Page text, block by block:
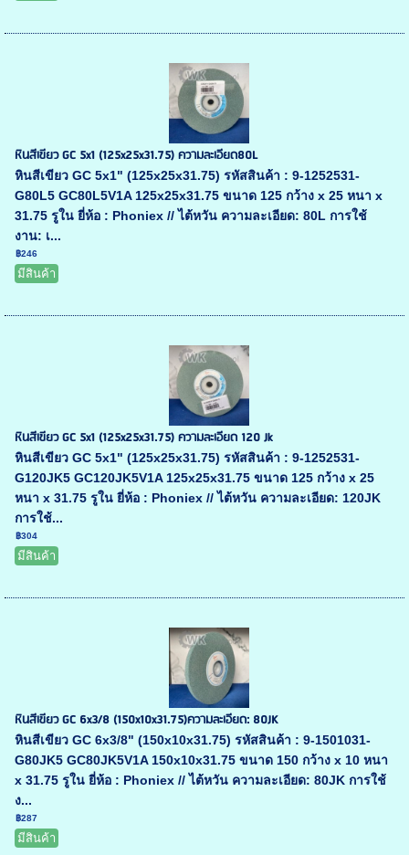
หินสีเขียว GC 5x1 (125x25x31.75) ความละเอียด80L
หินสีเขียว GC 5x1" (125x25x31.75) รหัสสินค้า : 9-1252531-
G80L5 GC80L5V1A 125x25x31.75 ขนาด 125 กว้าง x 25 หนา x
31.75 รูใน ยี่ห้อ : Phoniex // ไต้หวัน ความละเอียด: 80L การใช้
งาน: เ...
฿246
มีสินค้า
หินสีเขียว GC 5x1 (125x25x31.75) ความละเอียด 120 Jk
หินสีเขียว GC 5x1" (125x25x31.75) รหัสสินค้า : 9-1252531-
G120JK5 GC120JK5V1A 125x25x31.75 ขนาด 125 กว้าง x 25
หนา x 31.75 รูใน ยี่ห้อ : Phoniex // ไต้หวัน ความละเอียด: 120JK
การใช้...
฿304
มีสินค้า
หินสีเขียว GC 6x3/8 (150x10x31.75)ความละเอียด: 80JK
หินสีเขียว GC 6x3/8" (150x10x31.75) รหัสสินค้า : 9-1501031-
G80JK5 GC80JK5V1A 150x10x31.75 ขนาด 150 กว้าง x 10 หนา
x 31.75 รูใน ยี่ห้อ : Phoniex // ไต้หวัน ความละเอียด: 80JK การใช้
ง...
฿287
มีสินค้า